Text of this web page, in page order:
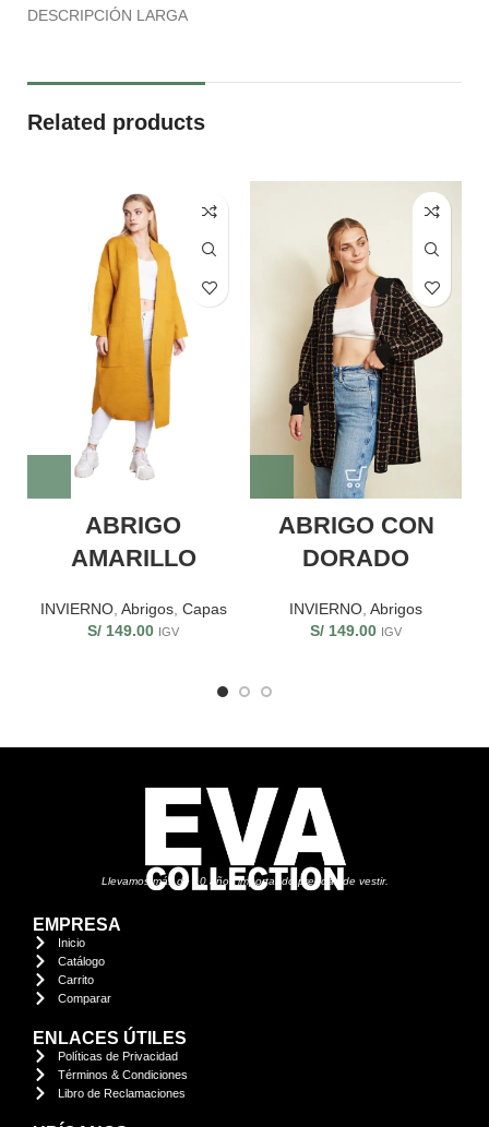
DESCRIPCIÓN LARGA
Related products
ABRIGO
AMARILLO
INVIERNO, Abrigos, Capas
S/ 149.00 IGV
ABRIGO CON
DORADO
INVIERNO Abrigos
S/ 149.00 IGV
Llevamos más de 10 años importando prendas de vestir.
EMPRESA
Inicio
Catálogo
Carrito
Comparar
ENLACES ÚTILES
Políticas de Privacidad
Términos & Condiciones
Libro de Reclamaciones